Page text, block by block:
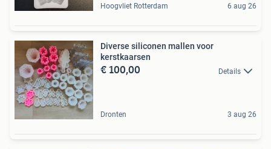
Hoogvliet Rotterdam 6 aug 26
Diverse siliconen mallen voor
kerstkaarsen
€ 100,00 Details
Dronten 3 aug 26